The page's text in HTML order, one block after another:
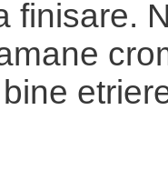
finisare.